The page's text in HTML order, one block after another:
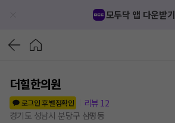
모두닥 앱 다운받기
더힐한의원
로그인 후 별점확인
리뷰 12
경기도 성남시 분당구 삼평동